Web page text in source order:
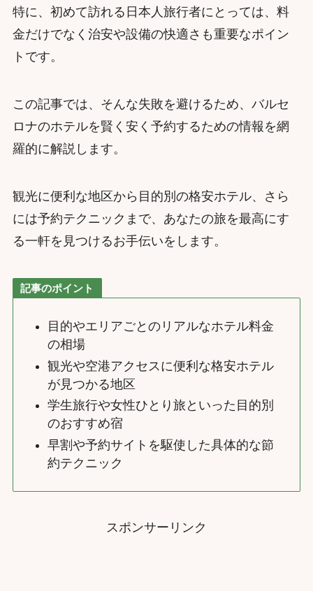
特に、初めて訪れる日本人旅行者にとっては、料
金だけでなく治安や設備の快適さも重要なポイン
トです。
この記事では、そんな失敗を避けるため、バルセ
ロナのホテルを賢く安く予約するための情報を網
羅的に解説します。
観光に便利な地区から目的別の格安ホテル、さら
には予約テクニックまで、あなたの旅を最高にす
る一軒を見つけるお手伝いをします。
記事のポイント
目的やエリアごとのリアルなホテル料金
の相場
観光や空港アクセスに便利な格安ホテル
が見つかる地区
学生旅行や女性ひとり旅といった目的別
のおすすめ宿
早割や予約サイトを駆使した具体的な節
約テクニック
スポンサーリンク